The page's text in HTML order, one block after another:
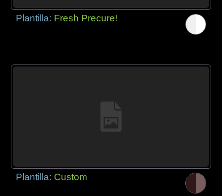
Plantilla: Fresh Precure!
Plantilla: Custom